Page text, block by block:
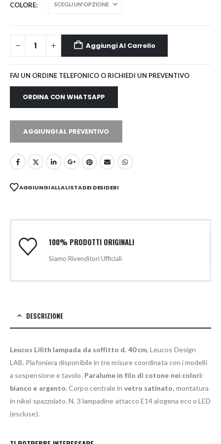
COLORE
Aggiungi Al Carrello
FAI UN ORDINE TELEFONICO O RICHIEDI UN PREVENTIVO
ORDINA CON WHATSAPP
AGGIUNGI AL PREVENTIVO
AGGIUNGI ALLA LISTA DEI DESIDERI
100% PRODOTTI ORIGINALI
Siamo Rivenditori Ufficiali
DESCRIZIONE
Leucos Lilith lampada da soffitto d. 40 cm, Leucos Design
LAB. Plafoniera disponibile in tre misure coordinata con i modelli
a sospensione e tavolo. Paralume in filo di cotone nei colori:
bianco e argento.Corpo centrale in vetro satinato, montatura
in nikel spazzolato. N. 3 lampadine attacco E14 alogena eco o LED
(escluse).